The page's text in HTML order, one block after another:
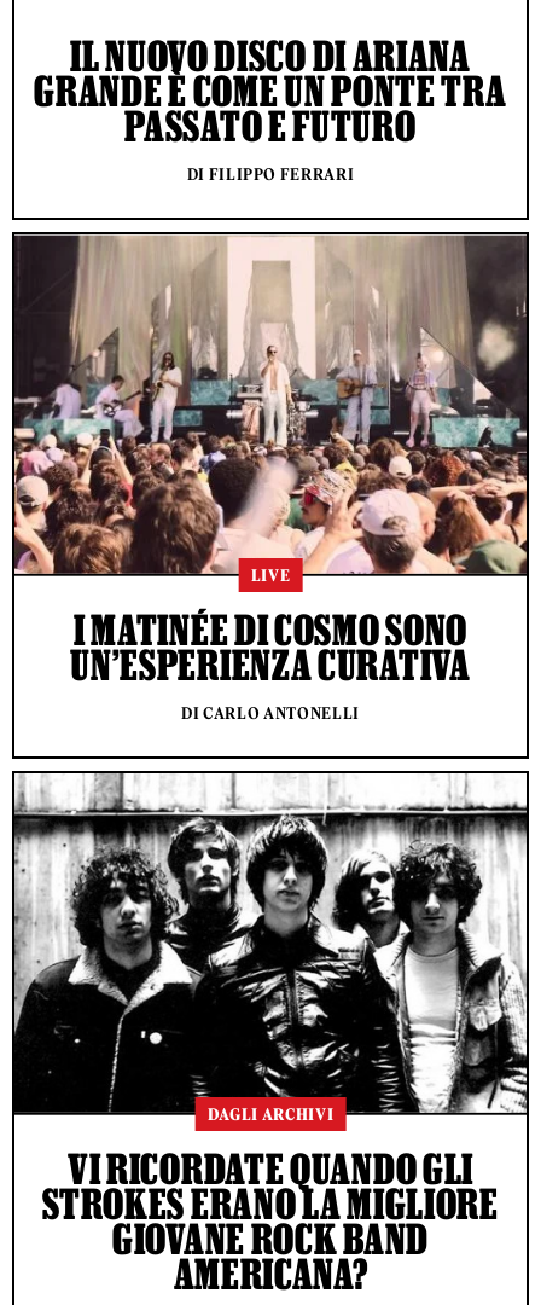
IL NUOVO DISCO DI ARIANA
GRANDE È COME UN PONTE TRA
PASSATO E FUTURO
DI FILIPPO FERRARI
LIVE
I MATINÉE DI COSMO SONO
UN’ESPERIENZA CURATIVA
DI CARLO ANTONELLI
DAGLI ARCHIVI
VI RICORDATE QUANDO GLI
STROKES ERANO LA MIGLIORE
GIOVANE ROCK BAND
AMERICANA?